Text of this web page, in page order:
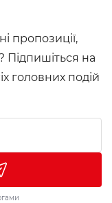
пропозиції,
Підпишіться на
головних подій